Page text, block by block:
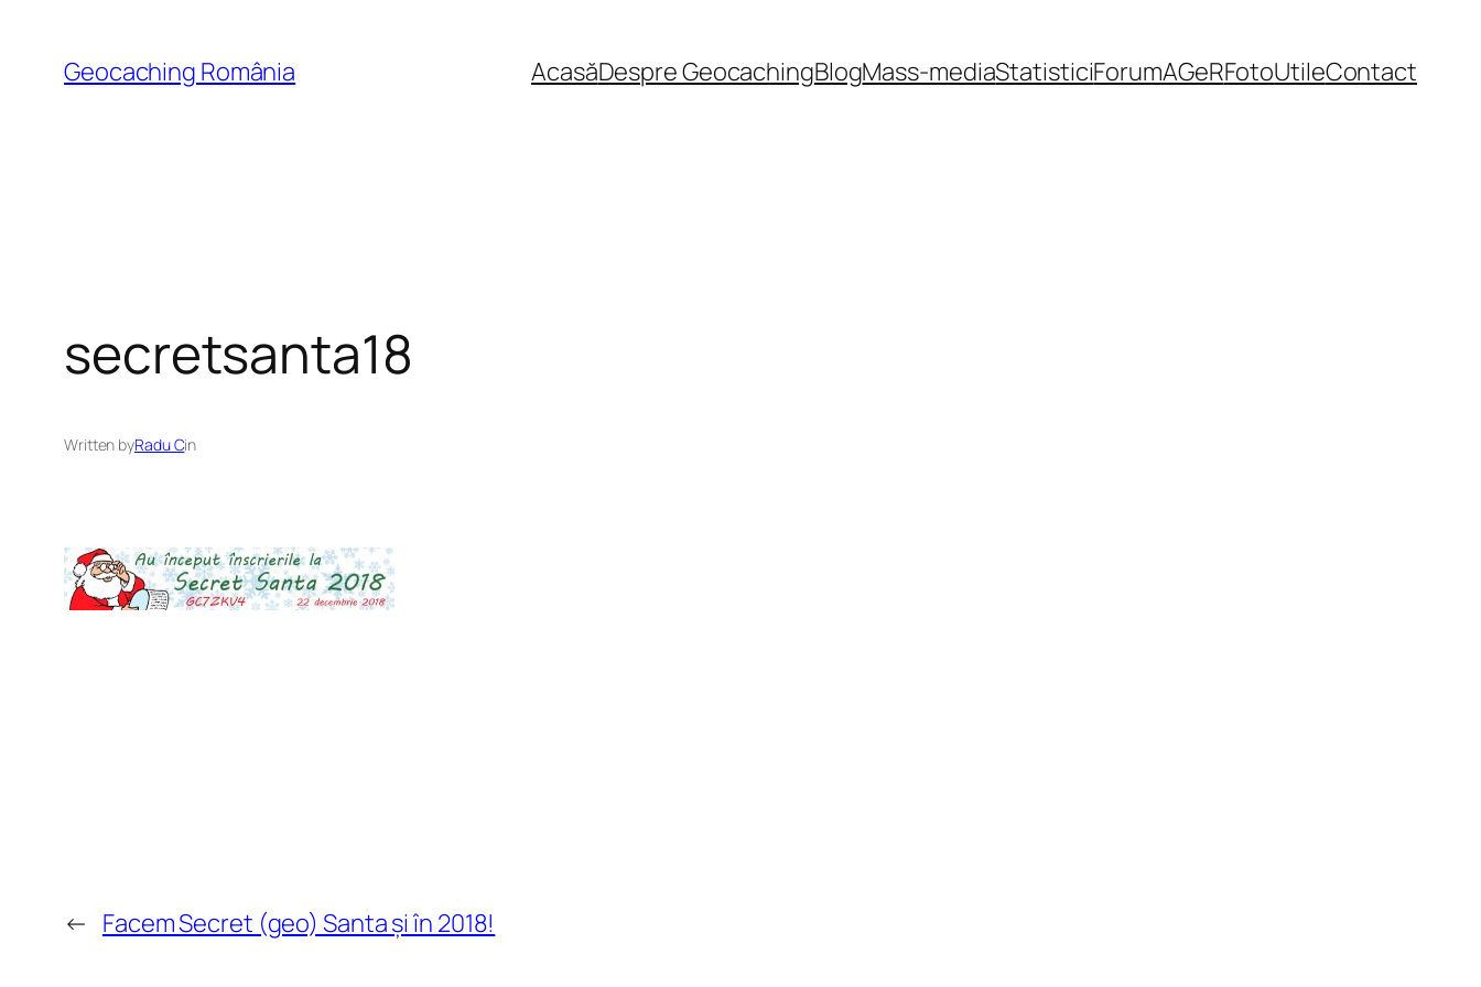
content
Geocaching România AcasăDespre GeocachingBlogMass-mediaStatisticiForumAGeRFotoUtileContact
secretsanta18
Written byRadu Cin
← Facem Secret (geo) Santa și în 2018!